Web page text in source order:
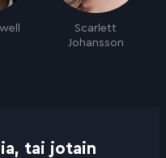
Scarlett
Johansson
tai jotain